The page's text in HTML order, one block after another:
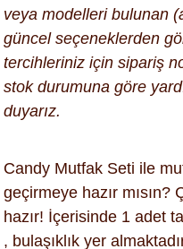
veya modelleri bulunan
güncel seçeneklerden
tercihleriniz için sipariş
stok durumuna göre
duyarız.
Candy Mutfak Seti ile
geçirmeye hazır mısın?
hazır! İçerisinde 1 adet
, bulaşıklık yer